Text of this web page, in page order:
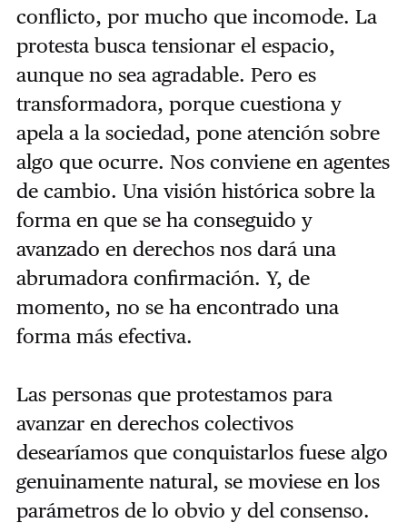
conflicto, por mucho que incomode. La
protesta busca tensionar el espacio,
aunque no sea agradable. Pero es
transformadora, porque cuestiona y
apela a la sociedad, pone atención sobre
algo que ocurre. Nos conviene en agentes
de cambio. Una visión histórica sobre la
forma en que se ha conseguido y
avanzado en derechos nos dará una
abrumadora confirmación. Y, de
momento, no se ha encontrado una
forma más efectiva.
Las personas que protestamos para
avanzar en derechos colectivos
desearíamos que conquistarlos fuese algo
genuinamente natural, se moviese en los
parámetros de lo obvio y del consenso.